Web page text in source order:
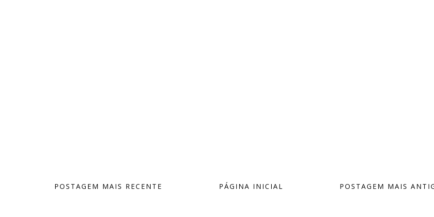
POSTAGEM MAIS RECENTE POSTAGEM MAIS
PÁGINA INICIAL